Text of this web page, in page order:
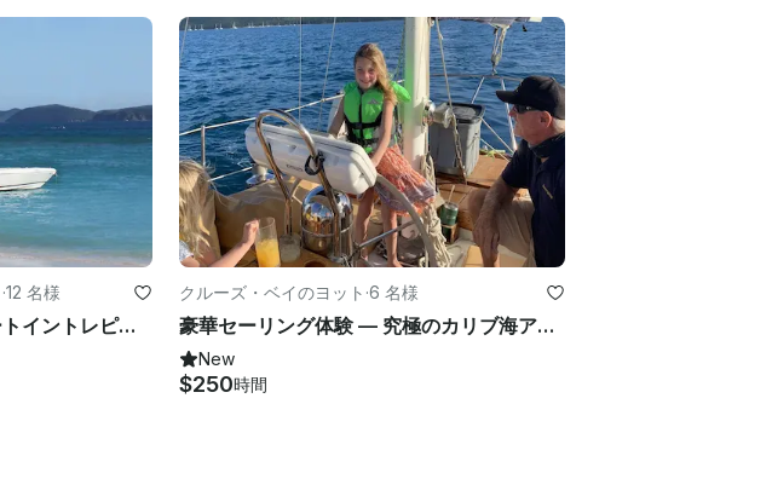
·12 名様
クルーズベイでの35フィートイントレピッドセンターコンソールレンタル
クルーズ・ベイのヨット ·6 名様
豪華セーリング体験 — 究極のカリブ海アドベンチャー
New
$250時間